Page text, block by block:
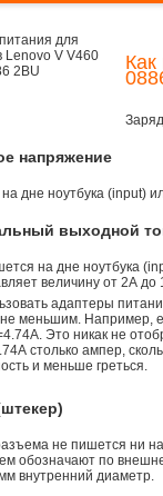
напряжение
дне ноутбука (input)
выходной
на дне ноутбука
величину от 2А до
адаптеры
меньшим. Например,
Это никак не
столько ампер,
и меньше греться.
не пишется ни
обозначают по
внутренний диаметр.